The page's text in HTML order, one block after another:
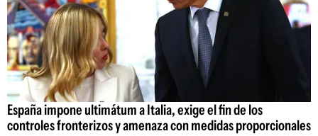
España impone ultimátum a Italia, exige el fin de los
controles fronterizos y amenaza con medidas proporcionales